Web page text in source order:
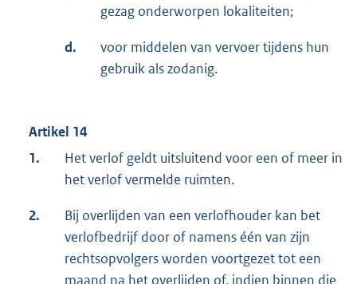
gezag onderworpen lokaliteiten;
d.
voor middelen van vervoer tijdens hun
gebruik als zodanig.
Artikel 14
1.
Het verlof geldt uitsluitend voor een of meer in
het verlof vermelde ruimten.
2.
Bij overlijden van een verlofhouder kan bet
verlofbedrijf door of namens één van zijn
rechtsopvolgers worden voortgezet tot een
maand na het overlijden of, indien binnen die